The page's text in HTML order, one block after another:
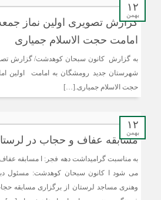
۱۲
بهمن
گزارش تصویری اولین نماز
امامت حجت الاسلام جمیاری
به گزارش کانون سبحان کوهدشت/ گزارش
شهرستان جدید رومشگان به امامت اولین
حجت الاسلام جمیاری.[…]
۱۲
بهمن
مسابقه عفاف و حجاب در
به مناسبت گرامیداشت دهه فجر: ا مسابقه
می شود ا کانون سبحان کوهدشت: مسئول
وهنری مساجد لرستان از برگزاری مسابقه